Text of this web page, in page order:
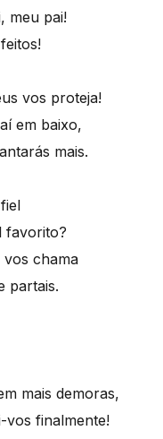
meu pai!
vos proteja!
em baixo,
mais.
favorito?
vos chama
partais.
mais demoras,
vos finalmente!